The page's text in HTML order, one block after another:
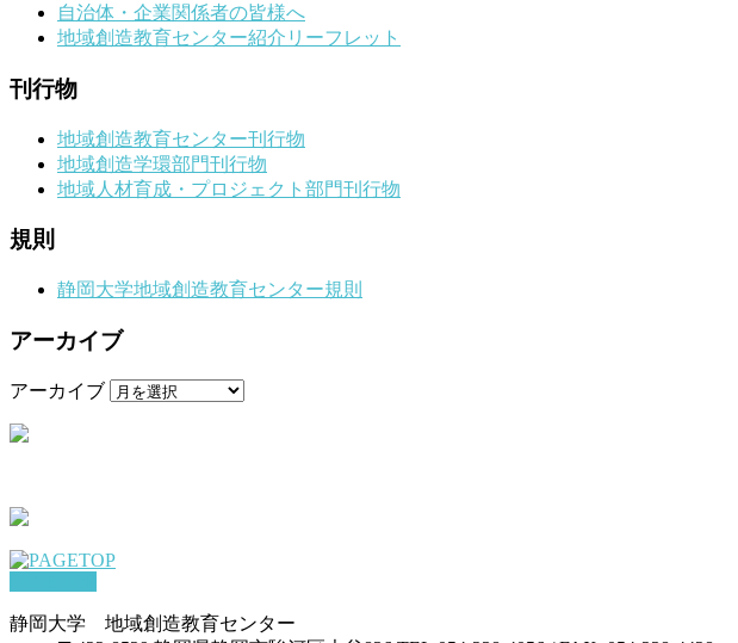
自治体・企業関係者の皆様へ
地域創造教育センター紹介リーフレット
刊行物
地域創造教育センター刊行物
地域創造学環部門刊行物
地域人材育成・プロジェクト部門刊行物
規則
静岡大学地域創造教育センター規則
アーカイブ
アーカイブ
静岡大学 地域創造教育センター